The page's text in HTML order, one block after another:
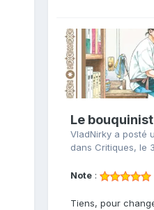
Le
VladNirkya posté
dans Critiques, le
Note:
Tiens, pour